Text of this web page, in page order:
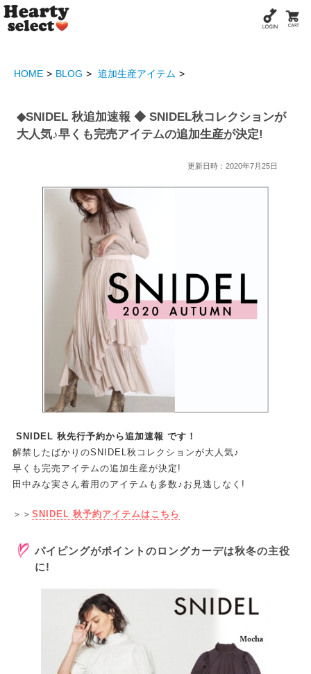
HOME BLOG 追加生産アイテム
◆SNIDEL 秋追加速報 ◆ SNIDEL秋コレクションが
大人気♪早くも完売アイテムの追加生産が決定!
更新日時：2020年7月25日
SNIDEL 秋先行予約から追加速報 です！
解禁したばかりのSNIDEL秋コレクションが大人気♪
早くも完売アイテムの追加生産が決定!
田中みな実さん着用のアイテムも多数♪お見逃しなく!
＞＞ SNIDEL 秋予約アイテムはこちら
パイピングがポイントのロングカーデは秋冬の主役
に!